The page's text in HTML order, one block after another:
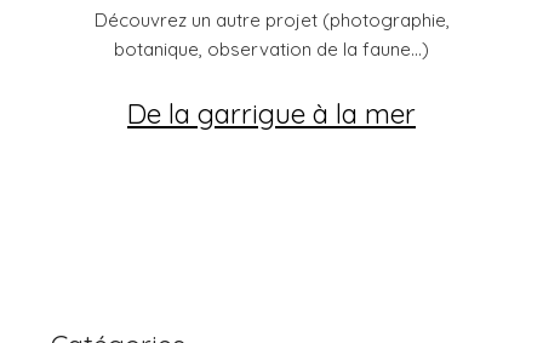
Découvrez un autre projet (photographie,
botanique, observation de la faune...)
De la garrigue à la mer